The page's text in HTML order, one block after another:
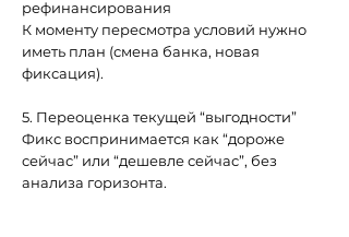
рефинансирования
К моменту пересмотра условий нужно
иметь план (смена банка, новая
фиксация).
5. Переоценка текущей “выгодности”
Фикс воспринимается как “дороже
сейчас” или “дешевле сейчас”, без
анализа горизонта.